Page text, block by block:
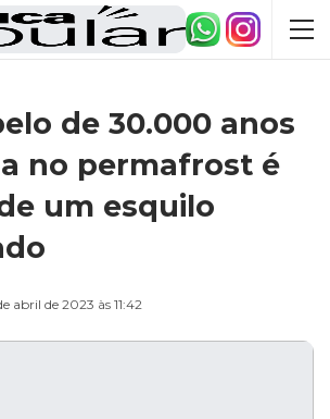
de 30.000 anos
no permafrost é
um esquilo
abril de 2023 às 11:42